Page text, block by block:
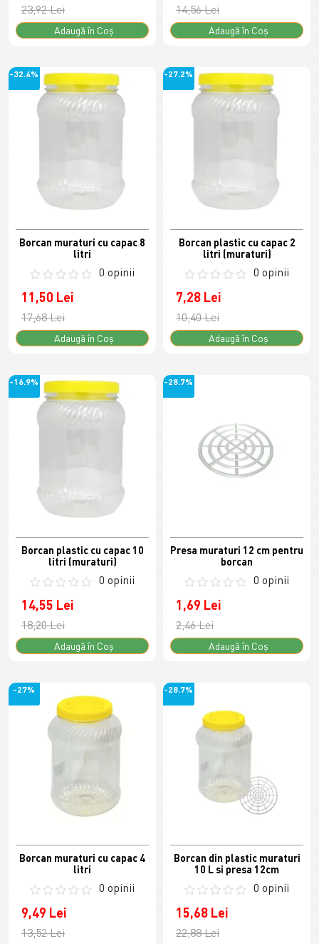
23,92 Lei
Adaugă în Coş
14,56 Lei
Adaugă în Coş
-32.4%
Borcan muraturi cu capac 8
litri
0 opinii
11,50 Lei
17,68 Lei
Adaugă în Coş
-27.2%
Borcan plastic cu capac 2
litri (muraturi)
0 opinii
7,28 Lei
10,40 Lei
Adaugă în Coş
-16.9%
Borcan plastic cu capac 10
litri (muraturi)
0 opinii
14,55 Lei
18,20 Lei
Adaugă în Coş
-28.7%
Presa muraturi 12 cm pentru
borcan
0 opinii
1,69 Lei
2,46 Lei
Adaugă în Coş
-27%
Borcan muraturi cu capac 4
litri
0 opinii
9,49 Lei
13,52 Lei
-28.7%
Borcan din plastic muraturi
10 L si presa 12cm
0 opinii
15,68 Lei
22,88 Lei